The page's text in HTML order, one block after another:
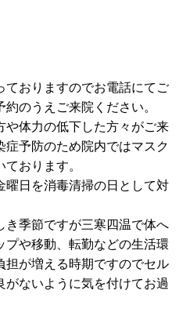
ておりますのでお電話にてご
のうえご来院ください。
や体力の低下した方々がご来
症予防のため院内ではマスク
おります。
曜日を消毒清掃の日として対
き季節ですが三寒四温で体へ
プや移動、転勤などの生活環
担が増える時期ですのでセル
がないように気を付けてお過